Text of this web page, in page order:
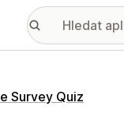
Survey Quiz